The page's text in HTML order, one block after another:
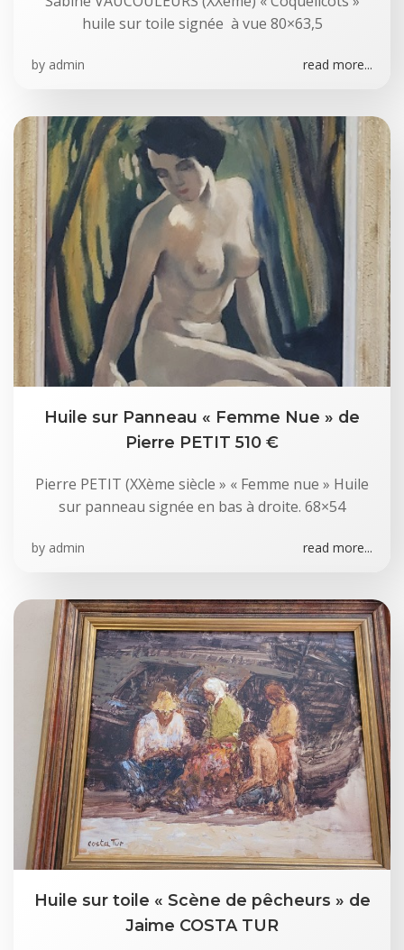
huile sur toile signée à vue 80×63,5
by admin read more...
Huile sur Panneau « Femme Nue » de
Pierre PETIT 510 €
Pierre PETIT (XXème siècle » « Femme nue » Huile
sur panneau signée en bas à droite. 68×54
by admin read more...
Huile sur toile « Scène de pêcheurs » de
Jaime COSTA TUR